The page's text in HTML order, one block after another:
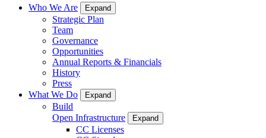
Who We Are Expand
Strategic Plan
Team
Governance
Opportunities
Annual Reports & Financials
History
Press
What We Do
Expand
Build
Open Infrastructure
Expand
CC Licenses